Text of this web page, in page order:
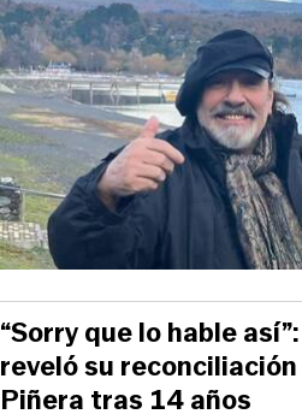
“Sorry que lo hable
reveló su
Piñera tras 14 años